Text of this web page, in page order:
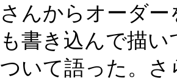
さんからオーダ
も書き込んで描
ついて語った。